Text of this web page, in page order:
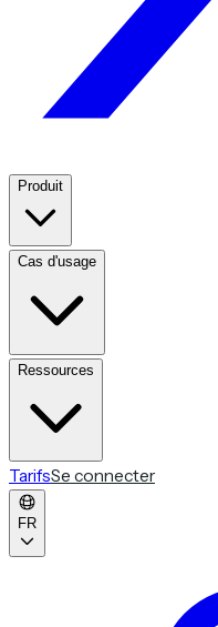
Produit
Cas d'usage
Ressources
TarifsSe connecter
FR